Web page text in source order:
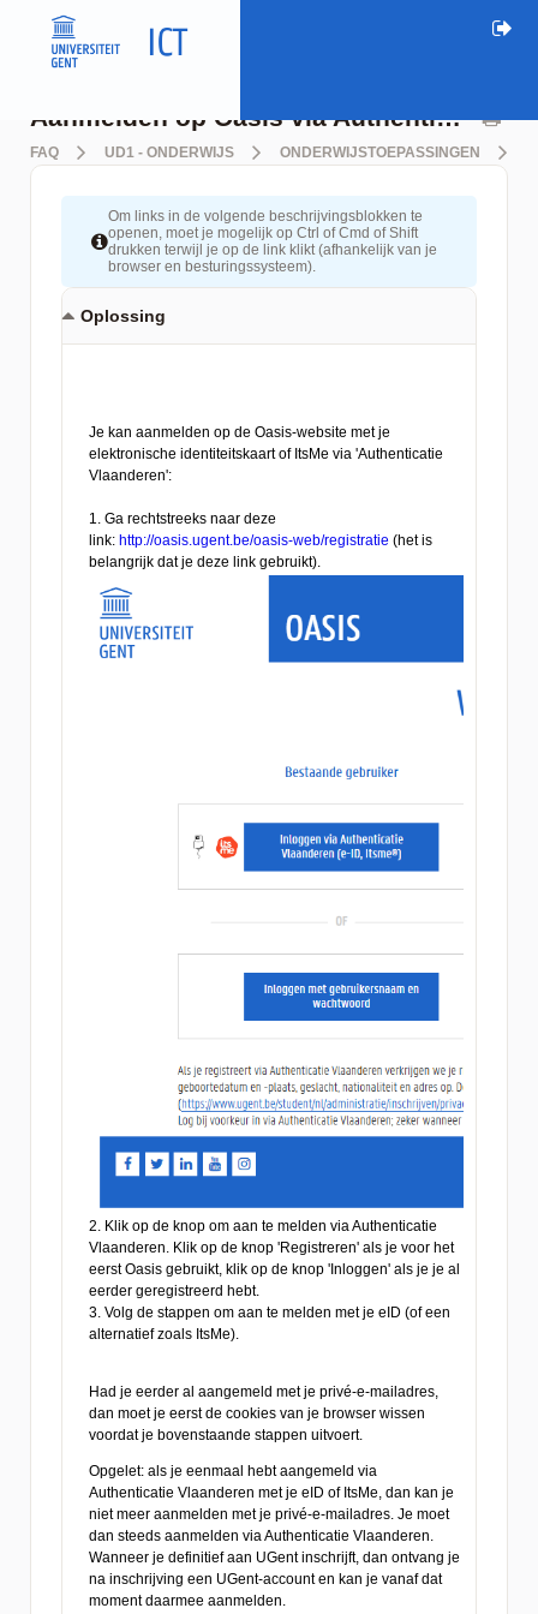
Aanmelden op Oasis via Authenticatie Vlaanderen
FAQ UD1 - ONDERWIJS ONDERWIJSTOEPASSINGEN
Om links in de volgende beschrijvingsblokken te
openen, moet je mogelijk op Ctrl of Cmd of Shift
drukken terwijl je op de link klikt (afhankelijk van je
browser en besturingssysteem).
Oplossing